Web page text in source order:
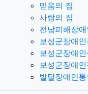
믿음의 집
사랑의 집
전남피해장
보성군장애
보성군장애
보성군장애
발달장애인